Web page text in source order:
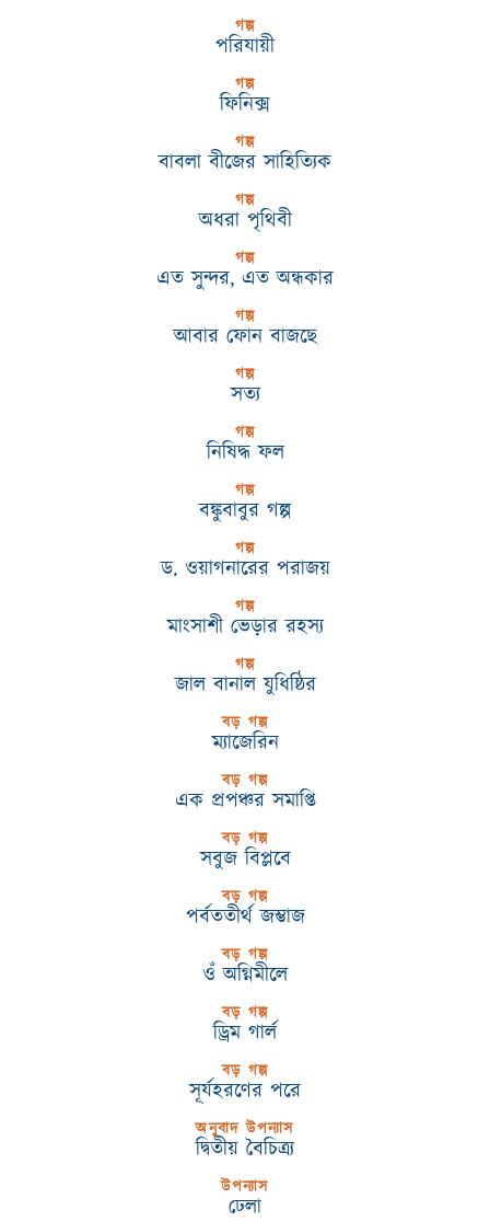
গল্প
পরিযায়ী
গল্প
ফিনিক্স
গল্প
বাবলা বীজের সাহিত্যিক
গল্প
অধরা পৃথিবী
গল্প
এত সুন্দর, এত অন্ধকার
গল্প
আবার ফোন বাজছে
গল্প
সত্য
গল্প
নিষিদ্ধ ফল
গল্প
বঙ্কুবাবুর গল্প
গল্প
ড. ওয়াগনারের পরাজয়
গল্প
মাংসাশী ভেড়ার রহস্য
গল্প
জাল বানাল যুধিষ্ঠির
বড় গল্প
ম্যাজেরিন
বড় গল্প
এক প্রপঞ্চর সমাপ্তি
বড় গল্প
সবুজ বিপ্লবে
বড় গল্প
পর্বততীর্থ জম্ভাজ
বড় গল্প
ওঁ অগ্নিমীলে
বড় গল্প
ড্রিম গার্ল
বড় গল্প
সূর্যহরণের পরে
অনুবাদ উপন্যাস
দ্বিতীয় বৈচিত্র্য
উপন্যাস
ঢেলা